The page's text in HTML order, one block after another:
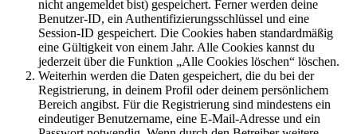
nicht angemeldet bist) gespeichert. Ferner werden deine
Benutzer-ID, ein Authentifizierungsschlüssel und eine
Session-ID gespeichert. Die Cookies haben standardmäßig
eine Gültigkeit von einem Jahr. Alle Cookies kannst du
jederzeit über die Funktion „Alle Cookies löschen“ löschen.
Weiterhin werden die Daten gespeichert, die du bei der
Registrierung, in deinem Profil oder deinem persönlichem
Bereich angibst. Für die Registrierung sind mindestens ein
eindeutiger Benutzername, eine E-Mail-Adresse und ein